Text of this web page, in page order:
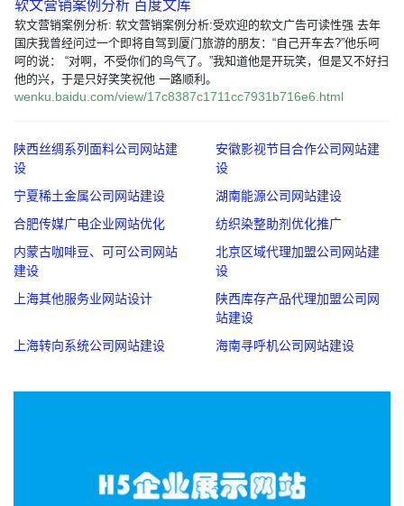
软文营销案例分析 百度文库
软文营销案例分析: 软文营销案例分析:受欢迎的软文广告可读性强 去年
国庆我曾经问过一个即将自驾到厦门旅游的朋友：“自己开车去?”他乐呵
呵的说： “对啊，不受你们的鸟气了。”我知道他是开玩笑，但是又不好扫
他的兴，于是只好笑笑祝他 一路顺利。
wenku.baidu.com/view/17c8387c1711cc7931b716e6.html
陕西丝绸系列面料公司网站建
设
安徽影视节目合作公司网站建
设
宁夏稀土金属公司网站建设
湖南能源公司网站建设
合肥传媒广电企业网站优化
纺织染整助剂优化推广
内蒙古咖啡豆、可可公司网站
建设
北京区域代理加盟公司网站建
设
上海其他服务业网站设计
陕西库存产品代理加盟公司网
站建设
上海转向系统公司网站建设
海南寻呼机公司网站建设